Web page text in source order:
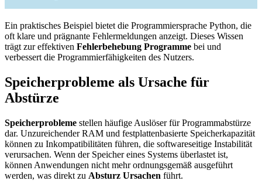
Ein praktisches Beispiel bietet die Programmiersprache Python, die
oft klare und prägnante Fehlermeldungen anzeigt. Dieses Wissen
trägt zur effektiven Fehlerbehebung Programme bei und
verbessert die Programmierfähigkeiten des Nutzers.
Speicherprobleme als Ursache für
Abstürze
Speicherprobleme stellen häufige Auslöser für Programmabstürze
dar. Unzureichender RAM und festplattenbasierte Speicherkapazität
können zu Inkompatibilitäten führen, die softwareseitige Instabilität
verursachen. Wenn der Speicher eines Systems überlastet ist,
können Anwendungen nicht mehr ordnungsgemäß ausgeführt
werden, was direkt zu Absturz Ursachen führt.